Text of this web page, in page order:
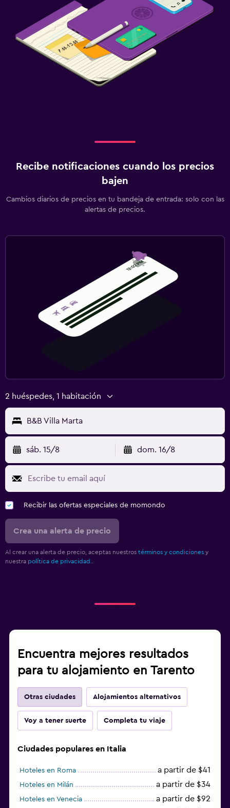
Recibe notificaciones cuando los precios
bajen
Cambios diarios de precios en tu bandeja de entrada: solo con las
alertas de precios.
2 huéspedes, 1 habitación
B&B Villa Marta
sáb. 15/8 dom. 16/8
Recibir las ofertas especiales de momondo
Crea una alerta de precio
Al crear una alerta de precio, aceptas nuestros términos y condiciones y
nuestra política de privacidad.
Encuentra mejores resultados
para tu alojamiento en Tarento
Otras ciudades Alojamientos alternativos
Voy a tener suerte Completa tu viaje
Ciudades populares en Italia
Hoteles en Roma a partir de $41
Hoteles en Milán a partir de $34
Hoteles en Venecia a partir de $92